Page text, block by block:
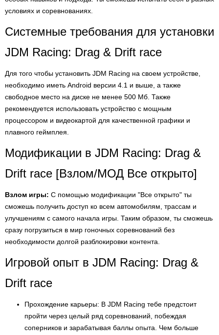
условиях и соревнованиях.
Системные требования для установки
JDM Racing: Drag & Drift race
Для того чтобы установить JDM Racing на своем устройстве,
необходимо иметь Android версии 4.1 и выше, а также
свободное место на диске не менее 500 Мб. Также
рекомендуется использовать устройство с мощным
процессором и видеокартой для качественной графики и
плавного геймплея.
Модификации в JDM Racing: Drag &
Drift race [Взлом/МОД Все открыто]
Взлом игры: С помощью модификации "Все открыто" ты
сможешь получить доступ ко всем автомобилям, трассам и
улучшениям с самого начала игры. Таким образом, ты сможешь
сразу погрузиться в мир гоночных соревнований без
необходимости долгой разблокировки контента.
Игровой опыт в JDM Racing: Drag &
Drift race
Прохождение карьеры: В JDM Racing тебе предстоит
пройти через целый ряд соревнований, побеждая
соперников и зарабатывая баллы опыта. Чем больше